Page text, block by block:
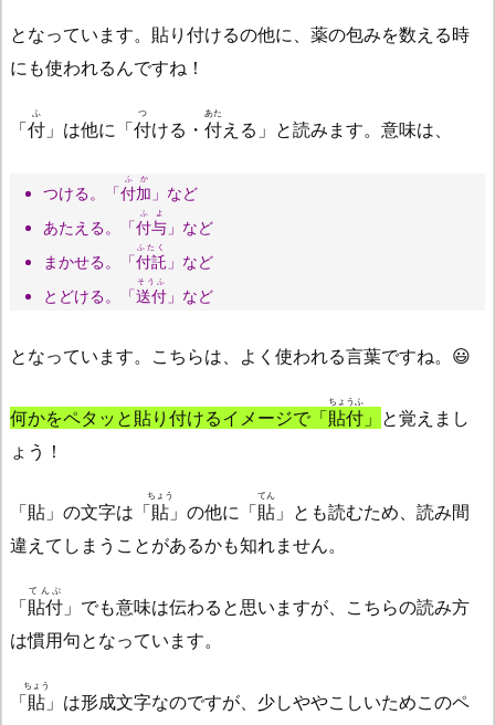
となっています。貼り付けるの他に、薬の包みを数える時
にも使われるんですね！
「付
ふ
」は他に「付
つ
ける・ 付
あた
える」と読みます。意味は、
つける。「付加
ふか
」など
あたえる。「付与
ふよ
」など
まかせる。「付託
ふたく
」など
とどける。「送付
そうふ
」など
となっています。こちらは、よく使われる言葉ですね。😃
何かをペタッと貼り付けるイメージで「貼付
ちょうふ
」 と覚えまし
ょう！
「貼」の文字は「貼
ちょう
」の他に「貼
てん
」とも読むため、読み間
違えてしまうことがあるかも知れません。
「貼付
てんぷ
」でも意味は伝わると思いますが、こちらの読み方
は慣用句となっています。
「貼
ちょう
」は形成文字なのですが、少しややこしいためこのペ